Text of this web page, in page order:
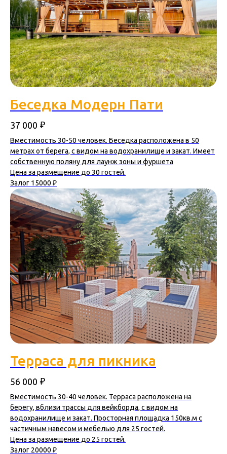
Беседка Модерн Пати
37 000 ₽
Вместимость 30-50 человек. Беседка расположена в 50
метрах от берега, с видом на водохранилище и закат. Имеет
собственную поляну для лаунж зоны и фуршета
Цена за размещение до 30 гостей.
Залог 15000 ₽
Терраса для пикника
56 000 ₽
Вместимость 30-40 человек. Терраса расположена на
берегу, вблизи трассы для вейкборда, с видом на
водохранилище и закат. Просторная площадка 150кв.м с
частичным навесом и мебелью для 25 гостей.
Цена за размещение до 25 гостей.
Залог 20000 ₽